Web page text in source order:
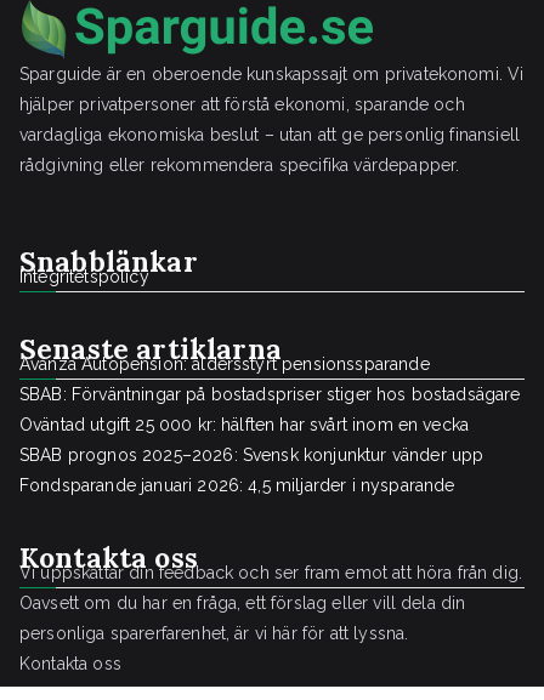
Sparguide är en oberoende kunskapssajt om privatekonomi. Vi
hjälper privatpersoner att förstå ekonomi, sparande och
vardagliga ekonomiska beslut – utan att ge personlig finansiell
rådgivning eller rekommendera specifika värdepapper.
Snabblänkar
Integritetspolicy
Senaste artiklarna
Avanza Autopension: åldersstyrt pensionssparande
SBAB: Förväntningar på bostadspriser stiger hos bostadsägare
Oväntad utgift 25 000 kr: hälften har svårt inom en vecka
SBAB prognos 2025–2026: Svensk konjunktur vänder upp
Fondsparande januari 2026: 4,5 miljarder i nysparande
Kontakta oss
Vi uppskattar din feedback och ser fram emot att höra från dig.
Oavsett om du har en fråga, ett förslag eller vill dela din
personliga sparerfarenhet, är vi här för att lyssna.
Kontakta oss